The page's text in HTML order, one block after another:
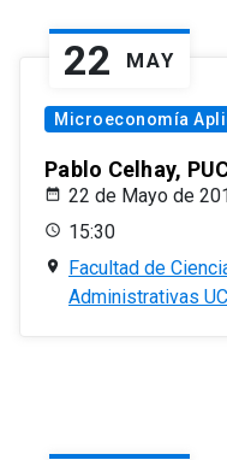
22 MAY
Microeconomía
Pablo Celhay,
22 de Mayo de
15:30
Facultad de
Administrativas UC